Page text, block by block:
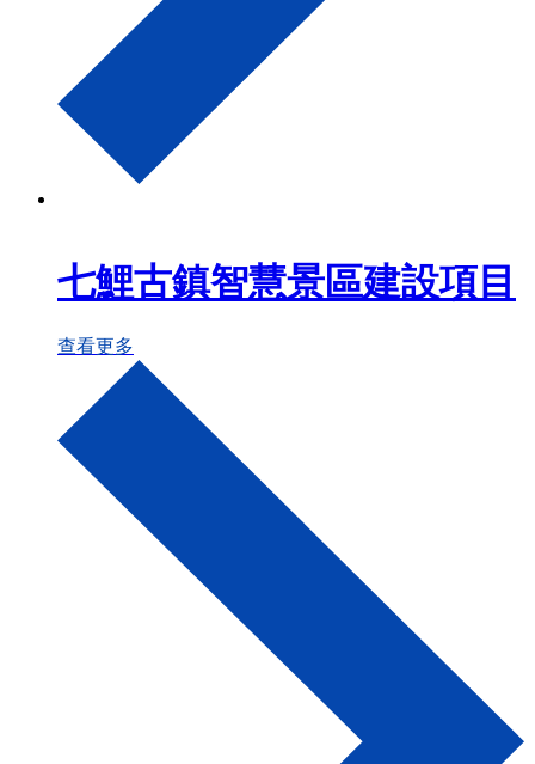
七鯉古鎮智慧景區建設項目
查看更多